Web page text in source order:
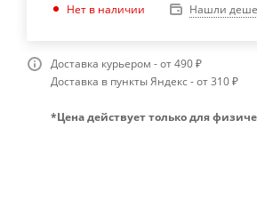
Нет в наличии Нашли
Доставка курьером - от 490 ₽
Доставка в пункты Яндекс - от 310 ₽
*Цена действует только для